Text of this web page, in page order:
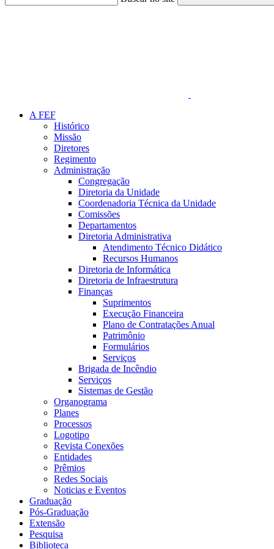
A FEF
Histórico
Missão
Diretores
Regimento
Administração
Congregação
Diretoria da Unidade
Coordenadoria Técnica da Unidade
Comissões
Departamentos
Diretoria Administrativa
Atendimento Técnico Didático
Recursos Humanos
Diretoria de Informática
Diretoria de Infraestrutura
Finanças
Suprimentos
Execução Financeira
Plano de Contratações Anual
Patrimônio
Formulários
Serviços
Brigada de Incêndio
Serviços
Sistemas de Gestão
Organograma
Planes
Processos
Logotipo
Revista Conexões
Entidades
Prêmios
Redes Sociais
Noticias e Eventos
Graduação
Pós-Graduação
Extensão
Pesquisa
Biblioteca